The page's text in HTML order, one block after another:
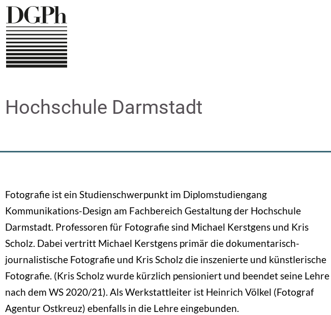
Direkt
zum
Inhalt
Hochschule Darmstadt
Fotografie ist ein Studienschwerpunkt im Diplomstudiengang
Kommunikations-Design am Fachbereich Gestaltung der Hochschule
Darmstadt. Professoren für Fotografie sind Michael Kerstgens und Kris
Scholz. Dabei vertritt Michael Kerstgens primär die dokumentarisch-
journalistische Fotografie und Kris Scholz die inszenierte und künstlerische
Fotografie. (Kris Scholz wurde kürzlich pensioniert und beendet seine Lehre
nach dem WS 2020/21). Als Werkstattleiter ist Heinrich Völkel (Fotograf
Agentur Ostkreuz) ebenfalls in die Lehre eingebunden.